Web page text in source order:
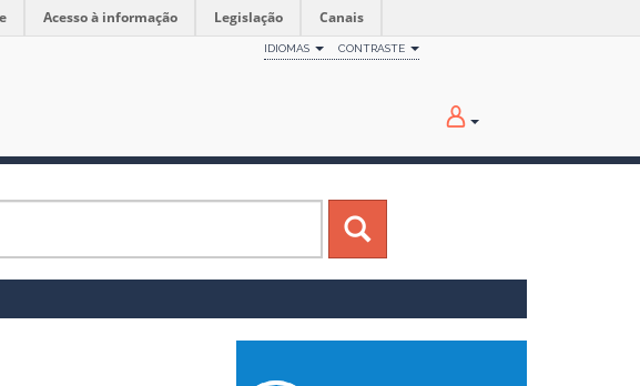
Acesso à informação Legislação Canais
IDIOMAS CONTRASTE